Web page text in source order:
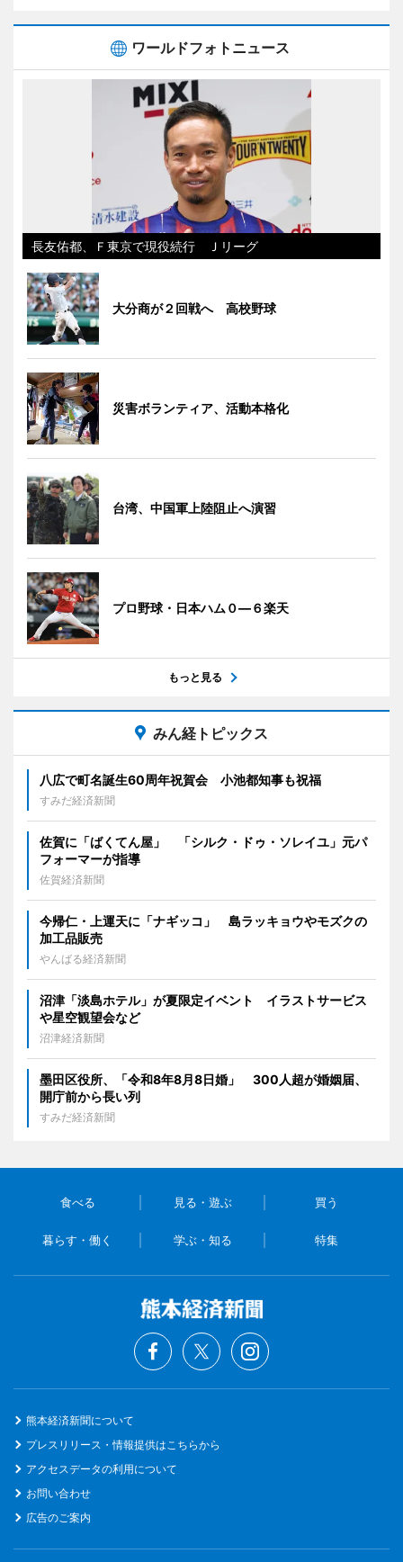
ワールドフォトニュース
長友佑都、Ｆ東京で現役続行 Ｊリーグ
大分商が２回戦へ 高校野球
災害ボランティア、活動本格化
台湾、中国軍上陸阻止へ演習
プロ野球・日本ハム０―６楽天
もっと見る
みん経トピックス
八広で町名誕生60周年祝賀会 小池都知事も祝福
すみだ経済新聞
佐賀に「ばくてん屋」 「シルク・ドゥ・ソレイユ」元パ
フォーマーが指導
佐賀経済新聞
今帰仁・上運天に「ナギッコ」 島ラッキョウやモズクの
加工品販売
やんばる経済新聞
沼津「淡島ホテル」が夏限定イベント イラストサービス
や星空観望会など
沼津経済新聞
墨田区役所、「令和8年8月8日婚」 300人超が婚姻届、
開庁前から長い列
すみだ経済新聞
食べる 見る・遊ぶ 買う
暮らす・働く 学ぶ・知る 特集
熊本経済新聞について
プレスリリース・情報提供はこちらから
アクセスデータの利用について
お問い合わせ
広告のご案内